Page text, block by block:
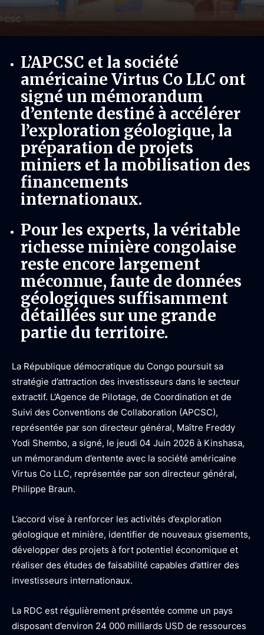
L’APCSC et la société
américaine Virtus Co LLC ont
signé un mémorandum
d’entente destiné à accélérer
l’exploration géologique, la
préparation de projets
miniers et la mobilisation des
financements
internationaux.
Pour les experts, la véritable
richesse minière congolaise
reste encore largement
méconnue, faute de données
géologiques suffisamment
détaillées sur une grande
partie du territoire.
La République démocratique du Congo poursuit sa
stratégie d’attraction des investisseurs dans le secteur
extractif. L’Agence de Pilotage, de Coordination et de
Suivi des Conventions de Collaboration (APCSC),
représentée par son directeur général, Maître Freddy
Yodi Shembo, a signé, le jeudi 04 Juin 2026 à Kinshasa,
un mémorandum d’entente avec la société américaine
Virtus Co LLC, représentée par son directeur général,
Philippe Braun.
L’accord vise à renforcer les activités d’exploration
géologique et minière, identifier de nouveaux gisements,
développer des projets à fort potentiel économique et
réaliser des études de faisabilité capables d’attirer des
investisseurs internationaux.
La RDC est régulièrement présentée comme un pays
disposant d’environ 24 000 milliards USD de ressources